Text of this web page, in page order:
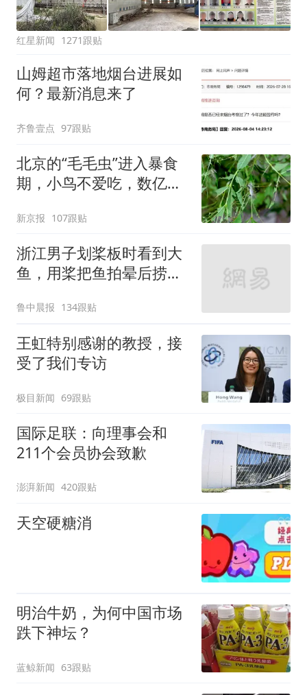
红星新闻 1271跟贴
山姆超市落地烟台进展如
何？最新消息来了
齐鲁壹点 97跟贴
北京的“毛毛虫”进入暴食
期，小鸟不爱吃，数亿头
新京报 107跟贴
浙江男子划桨板时看到大
鱼，用桨把鱼拍晕后捞
两，做成红烧辣子鱼块，
味道很好
鲁中晨报 134跟贴
王虹特别感谢的教授，接
受了我们专访
极目新闻 69跟贴
国际足联：向理事会和
211个会员协会致歉
澎湃新闻 420跟贴
天空硬糖消
明治牛奶，为何中国市场
跌下神坛？
蓝鲸新闻 63跟贴